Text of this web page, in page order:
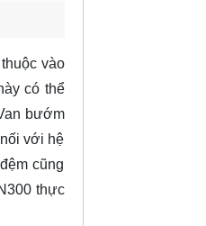
vào
có thể
bướm
với hệ
cũng
thực